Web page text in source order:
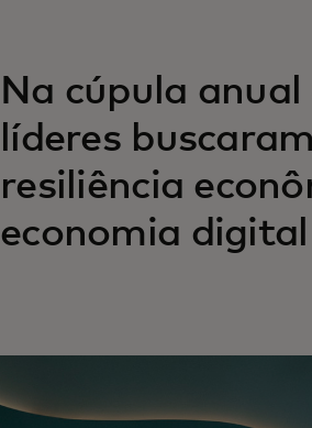
Na cúpula
líderes
resiliência
economia